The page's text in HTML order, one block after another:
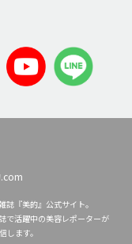
誌『美的』公式サイト。
で活躍中の美容レポーターが
します。